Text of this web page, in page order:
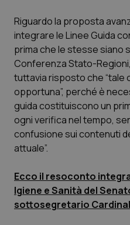
Provincia
Puglia
Sardegna
Sicilia
Toscana
Umbria
Valle D’Aosta
Ipertensione &
Malattie rare
Malattia di Crohn &
Neuroscienze &
Obesità
Oftalmologia
Oncodermatologia
Riguardo la proposta
integrare le Linee Guida
prima che le stesse siano
Conferenza Stato-
tuttavia risposto che “tale
opportuna”, perché è
guida costituiscono un
ogni verifica nel tempo,
confusione sui contenuti
attuale”.
Ecco il resoconto
Igiene e Sanità del
sottosegretario